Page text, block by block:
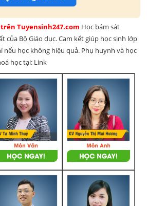
Tuyensinh247.com Học bám sát
của Bộ Giáo dục. Cam kết giúp học sinh lớp
nếu học không hiệu quả. Phụ huynh và học
học tại: Link